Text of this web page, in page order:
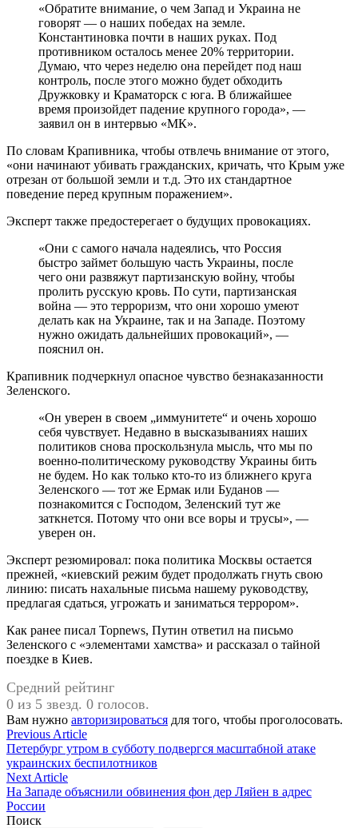
«Обратите внимание, о чем Запад и Украина не
говорят — о наших победах на земле.
Константиновка почти в наших руках. Под
противником осталось менее 20% территории.
Думаю, что через неделю она перейдет под наш
контроль, после этого можно будет обходить
Дружковку и Краматорск с юга. В ближайшее
время произойдет падение крупного города», —
заявил он в интервью «МК».
По словам Крапивника, чтобы отвлечь внимание от этого,
«они начинают убивать гражданских, кричать, что Крым уже
отрезан от большой земли и т.д. Это их стандартное
поведение перед крупным поражением».
Эксперт также предостерегает о будущих провокациях.
«Они с самого начала надеялись, что Россия
быстро займет большую часть Украины, после
чего они развяжут партизанскую войну, чтобы
пролить русскую кровь. По сути, партизанская
война — это терроризм, что они хорошо умеют
делать как на Украине, так и на Западе. Поэтому
нужно ожидать дальнейших провокаций», —
пояснил он.
Крапивник подчеркнул опасное чувство безнаказанности
Зеленского.
«Он уверен в своем „иммунитете“ и очень хорошо
себя чувствует. Недавно в высказываниях наших
политиков снова проскользнула мысль, что мы по
военно-политическому руководству Украины бить
не будем. Но как только кто-то из ближнего круга
Зеленского — тот же Ермак или Буданов —
познакомится с Господом, Зеленский тут же
заткнется. Потому что они все воры и трусы», —
уверен он.
Эксперт резюмировал: пока политика Москвы остается
прежней, «киевский режим будет продолжать гнуть свою
линию: писать нахальные письма нашему руководству,
предлагая сдаться, угрожать и заниматься террором».
Как ранее писал Topnews, Путин ответил на письмо
Зеленского с «элементами хамства» и рассказал о тайной
поездке в Киев.
Средний рейтинг
0 из 5 звезд. 0 голосов.
Вам нужно авторизироваться для того, чтобы проголосовать.
Навигация
по
записям
Previous ArticlePrevious
article:
Петербург утром в субботу подвергся масштабной атаке
украинских беспилотников
Next ArticleNext
article:
На Западе объяснили обвинения фон дер Ляйен в адрес
России
Поиск